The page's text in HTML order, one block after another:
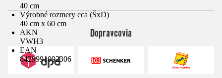
40 cm
Výrobné rozmery cca (ŠxD)
40 cm x 60 cm
AKN
VWH3
EAN
8429991092306
Dopravcovia